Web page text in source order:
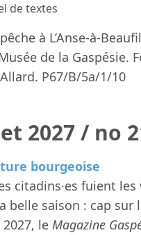
de textes
à L’Anse-à-
de la Gaspésie.
P67/B/5a/1/10
2027 / no
bourgeoise
citadins·es fuient
belle saison : cap sur
le Magazine